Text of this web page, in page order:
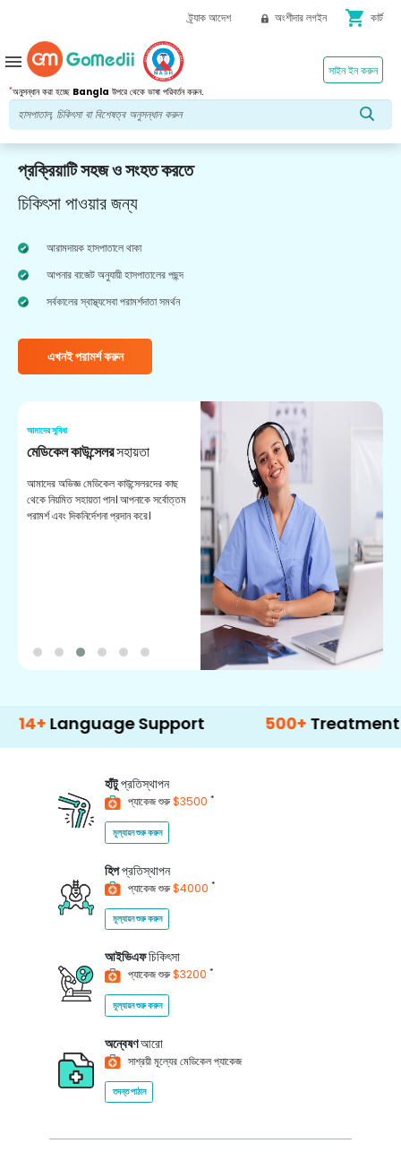
ট্র্যাক আদেশ অংশীদার লগইন shopping_cart কার্ট
*অনুসন্ধান করা হচ্ছে Bangla উপরে থেকে ভাষা পরিবর্তন করুন.
সাইন ইন করুন
menu
প্রক্রিয়াটি সহজ ও সংহত করতে
চিকিৎসা পাওয়ার জন্য
আরামদায়ক হাসপাতালে থাকা
আপনার বাজেট অনুযায়ী হাসপাতালের পছন্দ
সর্বকালের স্বাস্থ্যসেবা পরামর্শদাতা সমর্থন
এখনই পরামর্শ করুন
আমাদের সুবিধা
মেডিকেল কাউন্সেলরসহায়তা
আমাদের অভিজ্ঞ মেডিকেল কাউন্সেলরদের কাছ
থেকে নিয়মিত সহায়তা পান। আপনাকে সর্বোত্তম
পরামর্শ এবং দিকনির্দেশনা প্রদান করে।
Support 500+ Treatment
হাঁটুপ্রতিস্থাপন
প্যাকেজ শুরু$3500 *
মূল্যায়ন শুরু করুন
হিপপ্রতিস্থাপন
প্যাকেজ শুরু$4000 *
মূল্যায়ন শুরু করুন
আইভিএফচিকিৎসা
প্যাকেজ শুরু$3200 *
মূল্যায়ন শুরু করুন
অন্বেষণআরো
সাশ্রয়ী মূল্যের মেডিকেল প্যাকেজ
তদন্ত পাঠান